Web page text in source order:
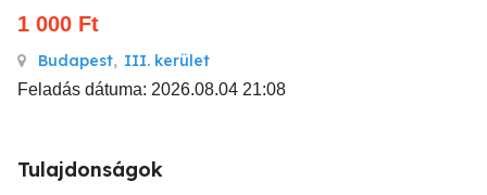
1 000 Ft
Budapest, III. kerület
Feladás dátuma: 2026.08.04 21:08
Tulajdonságok